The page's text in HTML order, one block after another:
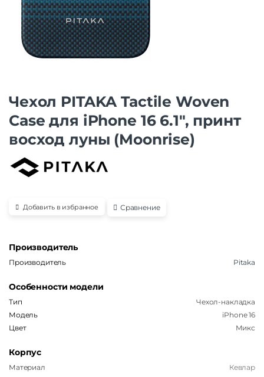
Чехол PITAKA Tactile Woven
Case для iPhone 16 6.1″, принт
восход луны (Moonrise)
Добавить в избранное Сравнение
Производитель
Производитель Pitaka
Особенности модели
Тип
Чехол-накладка
Модель
iPhone 16
Цвет
Микс
Корпус
Материал Кевлар